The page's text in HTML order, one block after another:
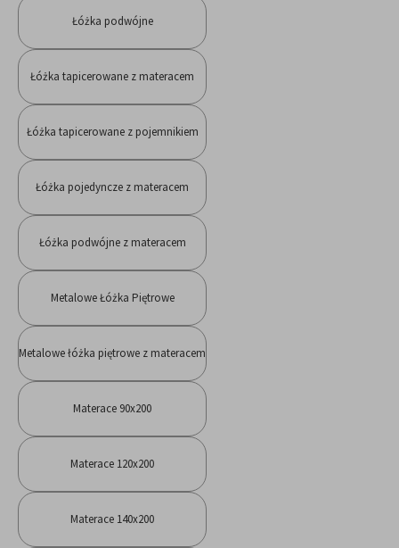
Łóżka podwójne
Łóżka tapicerowane z materacem
Łóżka tapicerowane z pojemnikiem
Łóżka pojedyncze z materacem
Łóżka podwójne z materacem
Metalowe Łóżka Piętrowe
Metalowe łóżka piętrowe z materacem
Materace 90x200
Materace 120x200
Materace 140x200